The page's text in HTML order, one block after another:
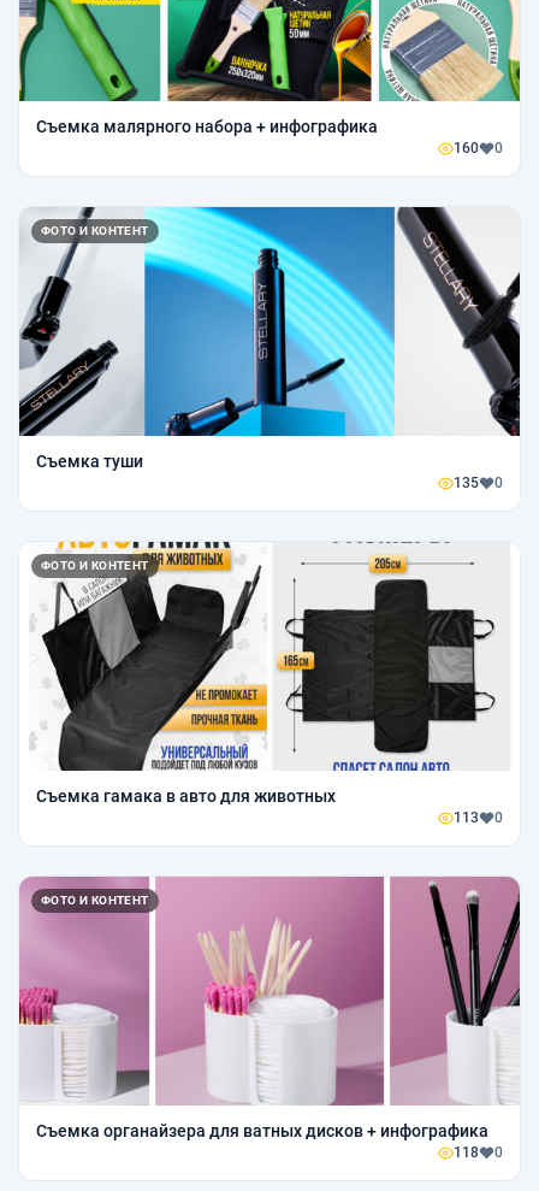
Съемка малярного набора + инфографика
160 0
ФОТО И КОНТЕНТ
Съемка туши
135 0
ФОТО И КОНТЕНТ
Съемка гамака в авто для животных
113 0
ФОТО И КОНТЕНТ
Съемка органайзера для ватных дисков + инфографика
118 0